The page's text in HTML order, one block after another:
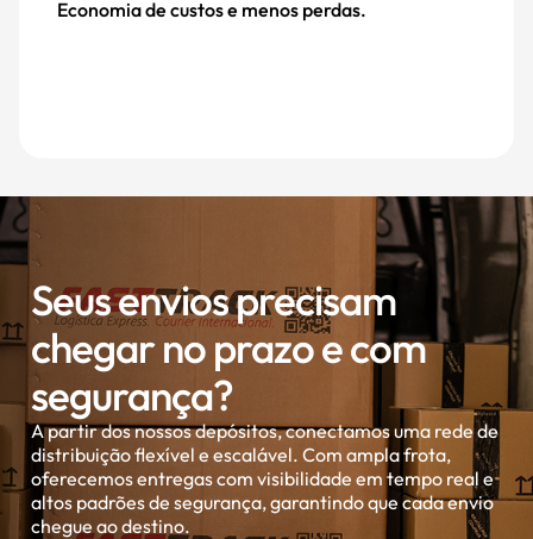
Seus envios precisam
chegar no prazo e com
segurança?
A partir dos nossos depósitos, conectamos uma rede de
distribuição flexível e escalável. Com ampla frota,
oferecemos entregas com visibilidade em tempo real e
altos padrões de segurança, garantindo que cada envio
chegue ao destino.